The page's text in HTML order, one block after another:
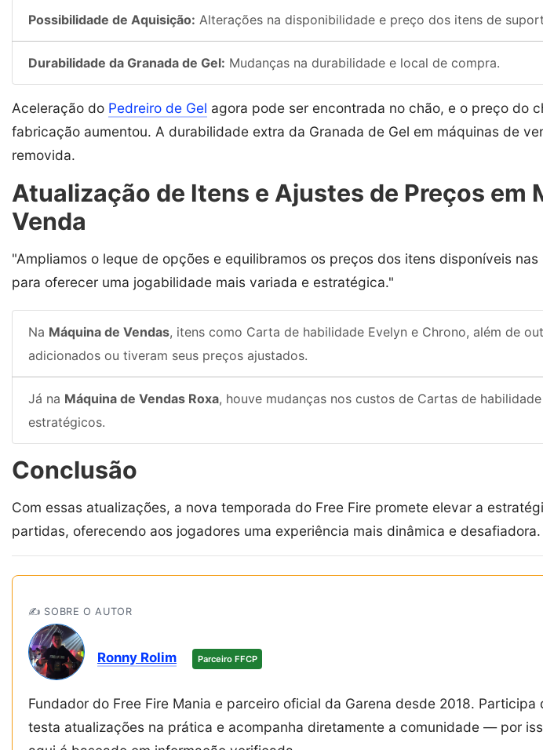
Possibilidade de Aquisição: Alterações na disponibilidade e preço dos itens de
Durabilidade da Granada de Gel: Mudanças na durabilidade e local de compra.
Aceleração do Pedreiro de Gel agora pode ser encontrada no chão, e o preço do
fabricação aumentou. A durabilidade extra da Granada de Gel em máquinas de
removida.
Atualização de Itens e Ajustes de Preços em
Venda
"Ampliamos o leque de opções e equilibramos os preços dos itens disponíveis
para oferecer uma jogabilidade mais variada e estratégica."
Na Máquina de Vendas, itens como Carta de habilidade Evelyn e Chrono, além de
adicionados ou tiveram seus preços ajustados.
Já na Máquina de Vendas Roxa, houve mudanças nos custos de Cartas de
estratégicos.
Conclusão
Com essas atualizações, a nova temporada do Free Fire promete elevar a
partidas, oferecendo aos jogadores uma experiência mais dinâmica e desafiadora.
✍️ SOBRE O AUTOR
Ronny Rolim Parceiro FFCP
Fundador do Free Fire Mania e parceiro oficial da Garena desde 2018.
testa atualizações na prática e acompanha diretamente a comunidade — por